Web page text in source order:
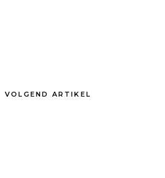
VOLGEND ARTIKEL